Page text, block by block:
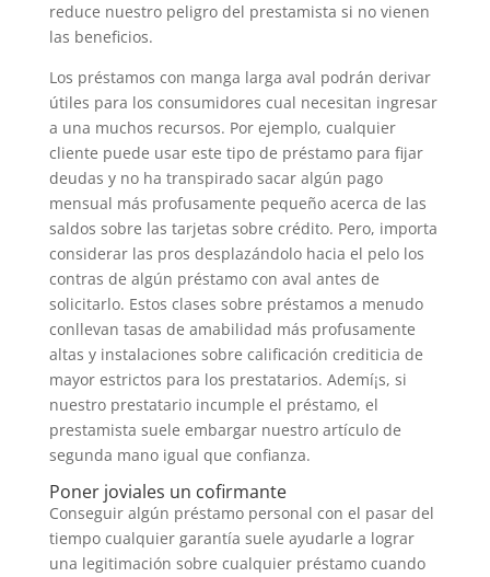
reduce nuestro peligro del prestamista si no vienen
las beneficios.
Los préstamos con manga larga aval podrán derivar
útiles para los consumidores cual necesitan ingresar
a una muchos recursos. Por ejemplo, cualquier
cliente puede usar este tipo de préstamo para fijar
deudas y no ha transpirado sacar algún pago
mensual más profusamente pequeño acerca de las
saldos sobre las tarjetas sobre crédito. Pero, importa
considerar las pros desplazándolo hacia el pelo los
contras de algún préstamo con aval antes de
solicitarlo. Estos clases sobre préstamos a menudo
conllevan tasas de amabilidad más profusamente
altas y instalaciones sobre calificación crediticia de
mayor estrictos para los prestatarios. Ademí¡s, si
nuestro prestatario incumple el préstamo, el
prestamista suele embargar nuestro artículo de
segunda mano igual que confianza.
Poner joviales un cofirmante
Conseguir algún préstamo personal con el pasar del
tiempo cualquier garantía suele ayudarle a lograr
una legitimación sobre cualquier préstamo cuando